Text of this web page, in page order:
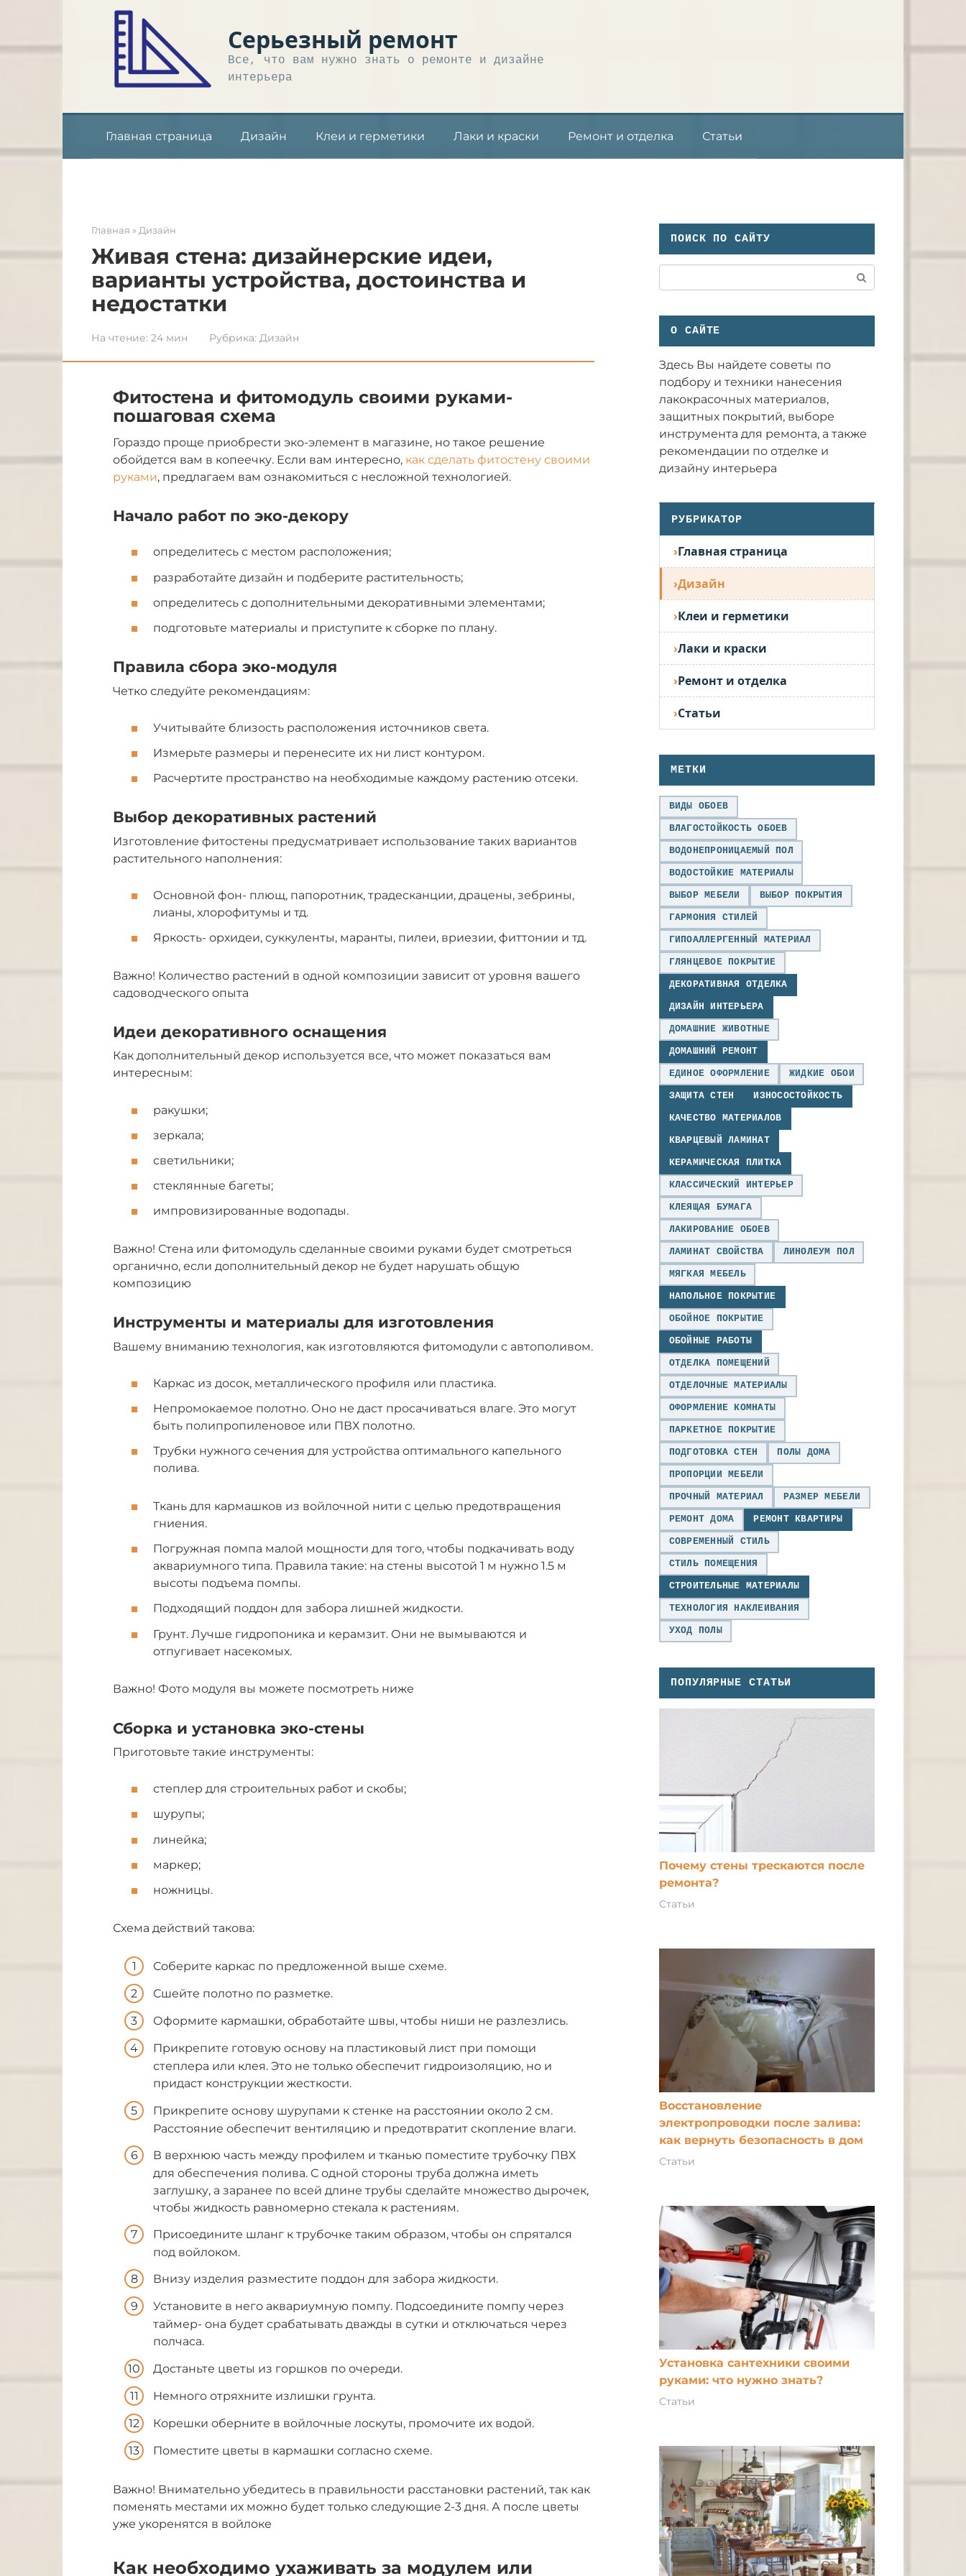
Серьезный ремонт
Все, что вам нужно знать о ремонте и дизайне
интерьера
Главная страница Дизайн Клеи и герметики Лаки и краски Ремонт и отделка Статьи
Главная » Дизайн
Живая стена: дизайнерские идеи,
варианты устройства, достоинства и
недостатки
На чтение: 24 мин Рубрика: Дизайн
Фитостена и фитомодуль своими руками-
пошаговая схема
Гораздо проще приобрести эко-элемент в магазине, но такое решение
обойдется вам в копеечку. Если вам интересно, как сделать фитостену своими
руками, предлагаем вам ознакомиться с несложной технологией.
Начало работ по эко-декору
определитесь с местом расположения;
разработайте дизайн и подберите растительность;
определитесь с дополнительными декоративными элементами;
подготовьте материалы и приступите к сборке по плану.
Правила сбора эко-модуля
Четко следуйте рекомендациям:
Учитывайте близость расположения источников света.
Измерьте размеры и перенесите их ни лист контуром.
Расчертите пространство на необходимые каждому растению отсеки.
Выбор декоративных растений
Изготовление фитостены предусматривает использование таких вариантов
растительного наполнения:
Основной фон- плющ, папоротник, традесканции, драцены, зебрины,
лианы, хлорофитумы и тд.
Яркость- орхидеи, суккуленты, маранты, пилеи, вриезии, фиттонии и тд.
Важно! Количество растений в одной композиции зависит от уровня вашего
садоводческого опыта
Идеи декоративного оснащения
Как дополнительный декор используется все, что может показаться вам
интересным:
ракушки;
зеркала;
светильники;
стеклянные багеты;
импровизированные водопады.
Важно! Стена или фитомодуль сделанные своими руками будет смотреться
органично, если дополнительный декор не будет нарушать общую
композицию
Инструменты и материалы для изготовления
Вашему вниманию технология, как изготовляются фитомодули с автополивом.
Каркас из досок, металлического профиля или пластика.
Непромокаемое полотно. Оно не даст просачиваться влаге. Это могут
быть полипропиленовое или ПВХ полотно.
Трубки нужного сечения для устройства оптимального капельного
полива.
Ткань для кармашков из войлочной нити с целью предотвращения
гниения.
Погружная помпа малой мощности для того, чтобы подкачивать воду
аквариумного типа. Правила такие: на стены высотой 1 м нужно 1.5 м
высоты подъема помпы.
Подходящий поддон для забора лишней жидкости.
Грунт. Лучше гидропоника и керамзит. Они не вымываются и
отпугивает насекомых.
Важно! Фото модуля вы можете посмотреть ниже
Сборка и установка эко-стены
Приготовьте такие инструменты:
степлер для строительных работ и скобы;
шурупы;
линейка;
маркер;
ножницы.
Схема действий такова:
Соберите каркас по предложенной выше схеме.
Сшейте полотно по разметке.
Оформите кармашки, обработайте швы, чтобы ниши не разлезлись.
Прикрепите готовую основу на пластиковый лист при помощи
степлера или клея. Это не только обеспечит гидроизоляцию, но и
придаст конструкции жесткости.
Прикрепите основу шурупами к стенке на расстоянии около 2 см.
Расстояние обеспечит вентиляцию и предотвратит скопление влаги.
В верхнюю часть между профилем и тканью поместите трубочку ПВХ
для обеспечения полива. С одной стороны труба должна иметь
заглушку, а заранее по всей длине трубы сделайте множество дырочек,
чтобы жидкость равномерно стекала к растениям.
Присоедините шланг к трубочке таким образом, чтобы он спрятался
под войлоком.
Внизу изделия разместите поддон для забора жидкости.
Установите в него аквариумную помпу. Подсоедините помпу через
таймер- она будет срабатывать дважды в сутки и отключаться через
полчаса.
Достаньте цветы из горшков по очереди.
Немного отряхните излишки грунта.
Корешки оберните в войлочные лоскуты, промочите их водой.
Поместите цветы в кармашки согласно схеме.
Важно! Внимательно убедитесь в правильности расстановки растений, так как
поменять местами их можно будет только следующие 2-3 дня. А после цветы
уже укоренятся в войлоке
Как необходимо ухаживать за модулем или
ПОИСК ПО САЙТУ
О САЙТЕ
Здесь Вы найдете советы по
подбору и техники нанесения
лакокрасочных материалов,
защитных покрытий, выборе
инструмента для ремонта, а также
рекомендации по отделке и
дизайну интерьера
РУБРИКАТОР
Главная страница
Дизайн
Клеи и герметики
Лаки и краски
Ремонт и отделка
Статьи
МЕТКИ
ВИДЫ ОБОЕВ
ВЛАГОСТОЙКОСТЬ ОБОЕВ
ВОДОНЕПРОНИЦАЕМЫЙ ПОЛ
ВОДОСТОЙКИЕ МАТЕРИАЛЫ
ВЫБОР МЕБЕЛИ ВЫБОР ПОКРЫТИЯ
ГАРМОНИЯ СТИЛЕЙ
ГИПОАЛЛЕРГЕННЫЙ МАТЕРИАЛ
ГЛЯНЦЕВОЕ ПОКРЫТИЕ
ДЕКОРАТИВНАЯ ОТДЕЛКА
ДИЗАЙН ИНТЕРЬЕРА
ДОМАШНИЕ ЖИВОТНЫЕ
ДОМАШНИЙ РЕМОНТ
ЕДИНОЕ ОФОРМЛЕНИЕ ЖИДКИЕ ОБОИ
ЗАЩИТА СТЕН ИЗНОСОСТОЙКОСТЬ
КАЧЕСТВО МАТЕРИАЛОВ
КВАРЦЕВЫЙ ЛАМИНАТ
КЕРАМИЧЕСКАЯ ПЛИТКА
КЛАССИЧЕСКИЙ ИНТЕРЬЕР
КЛЕЯЩАЯ БУМАГА
ЛАКИРОВАНИЕ ОБОЕВ
ЛАМИНАТ СВОЙСТВА ЛИНОЛЕУМ ПОЛ
МЯГКАЯ МЕБЕЛЬ
НАПОЛЬНОЕ ПОКРЫТИЕ
ОБОЙНОЕ ПОКРЫТИЕ
ОБОЙНЫЕ РАБОТЫ
ОТДЕЛКА ПОМЕЩЕНИЙ
ОТДЕЛОЧНЫЕ МАТЕРИАЛЫ
ОФОРМЛЕНИЕ КОМНАТЫ
ПАРКЕТНОЕ ПОКРЫТИЕ
ПОДГОТОВКА СТЕН ПОЛЫ ДОМА
ПРОПОРЦИИ МЕБЕЛИ
ПРОЧНЫЙ МАТЕРИАЛ РАЗМЕР МЕБЕЛИ
РЕМОНТ ДОМА РЕМОНТ КВАРТИРЫ
СОВРЕМЕННЫЙ СТИЛЬ
СТИЛЬ ПОМЕЩЕНИЯ
СТРОИТЕЛЬНЫЕ МАТЕРИАЛЫ
ТЕХНОЛОГИЯ НАКЛЕИВАНИЯ
УХОД ПОЛЫ
ПОПУЛЯРНЫЕ СТАТЬИ
Почему стены трескаются после
ремонта?
Статьи
Восстановление
электропроводки после залива:
как вернуть безопасность в дом
Статьи
Установка сантехники своими
руками: что нужно знать?
Статьи